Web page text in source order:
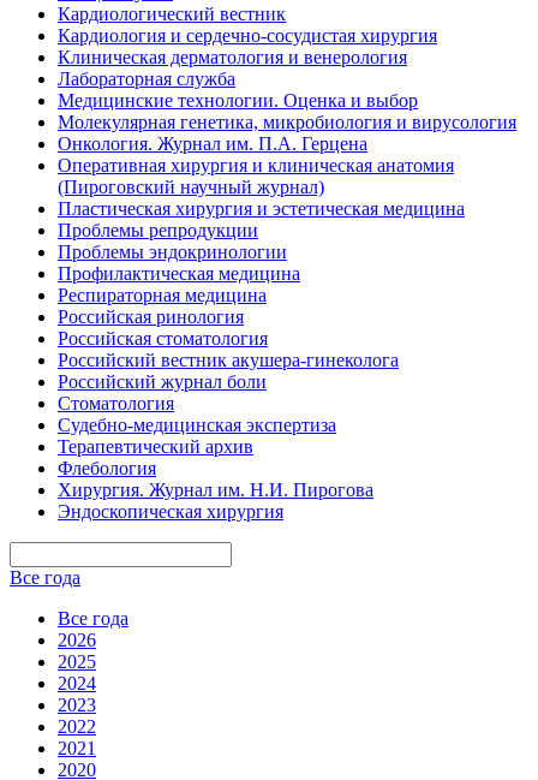
Кардиологический вестник
Кардиология и сердечно-сосудистая хирургия
Клиническая дерматология и венерология
Лабораторная служба
Медицинские технологии. Оценка и выбор
Молекулярная генетика, микробиология и вирусология
Онкология. Журнал им. П.А. Герцена
Оперативная хирургия и клиническая анатомия
(Пироговский научный журнал)
Пластическая хирургия и эстетическая медицина
Проблемы репродукции
Проблемы эндокринологии
Профилактическая медицина
Респираторная медицина
Российская ринология
Российская стоматология
Российский вестник акушера-гинеколога
Российский журнал боли
Стоматология
Судебно-медицинская экспертиза
Терапевтический архив
Флебология
Хирургия. Журнал им. Н.И. Пирогова
Эндоскопическая хирургия
Все года
Все года
2026
2025
2024
2023
2022
2021
2020